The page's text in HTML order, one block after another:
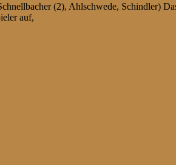
(2), Ahlschwede, Schindler)
auf,